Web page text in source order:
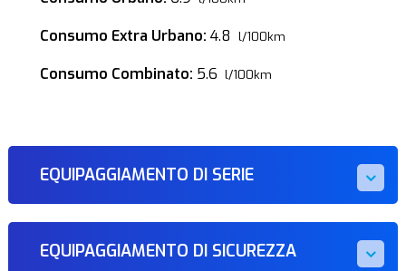
Consumo Extra Urbano: 4.8 l/100km
Consumo Combinato: 5.6 l/100km
EQUIPAGGIAMENTO DI SERIE
EQUIPAGGIAMENTO DI SICUREZZA